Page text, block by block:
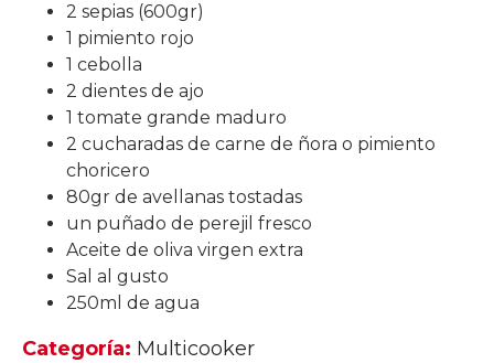
2 sepias (600gr)
1 pimiento rojo
1 cebolla
2 dientes de ajo
1 tomate grande maduro
2 cucharadas de carne de ñora o pimiento
choricero
80gr de avellanas tostadas
un puñado de perejil fresco
Aceite de oliva virgen extra
Sal al gusto
250ml de agua
Categoría: Multicooker